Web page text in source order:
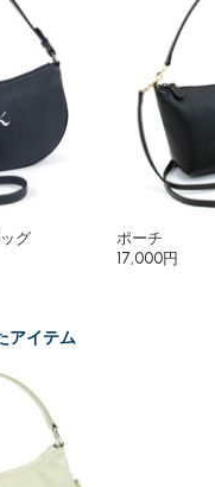
グ
ポーチ
17,000円
アイテム